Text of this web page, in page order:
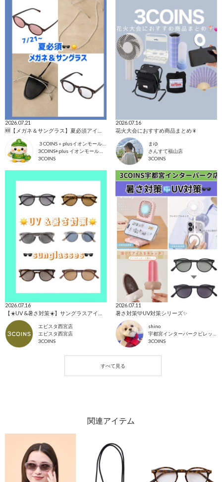
2026.07.21
３COINS＋plusイオンモール上尾
3COINS+plus イオンモール上尾店
3COINS
2026.07.16
花火大会におすすめ商品まとめ🎇
まゆ
さんすて福山店
3COINS
2026.07.16
エビスタ西宮店
エビスタ西宮店
3COINS
2026.07.11
暑さ対策🩵UV対策シリーズ✨
shino
3COINS